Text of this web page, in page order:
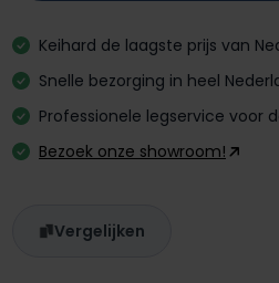
Keihard de laagste prijs van
Snelle bezorging in heel
Professionele legservice voor
Bezoek onze showroom!
Vergelijken